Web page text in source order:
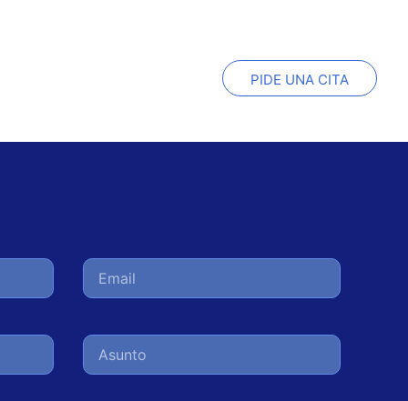
PIDE UNA CITA